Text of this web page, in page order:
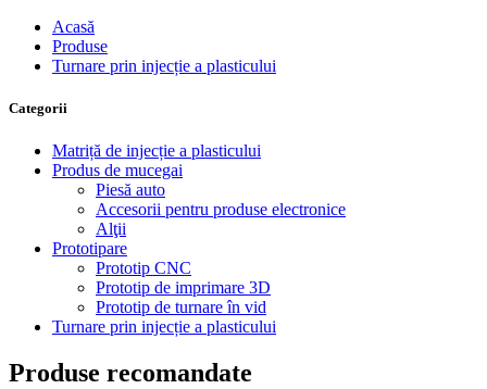
Acasă
Produse
Turnare prin injecție a plasticului
Categorii
Matriță de injecție a plasticului
Produs de mucegai
Piesă auto
Accesorii pentru produse electronice
Alţii
Prototipare
Prototip CNC
Prototip de imprimare 3D
Prototip de turnare în vid
Turnare prin injecție a plasticului
Produse recomandate